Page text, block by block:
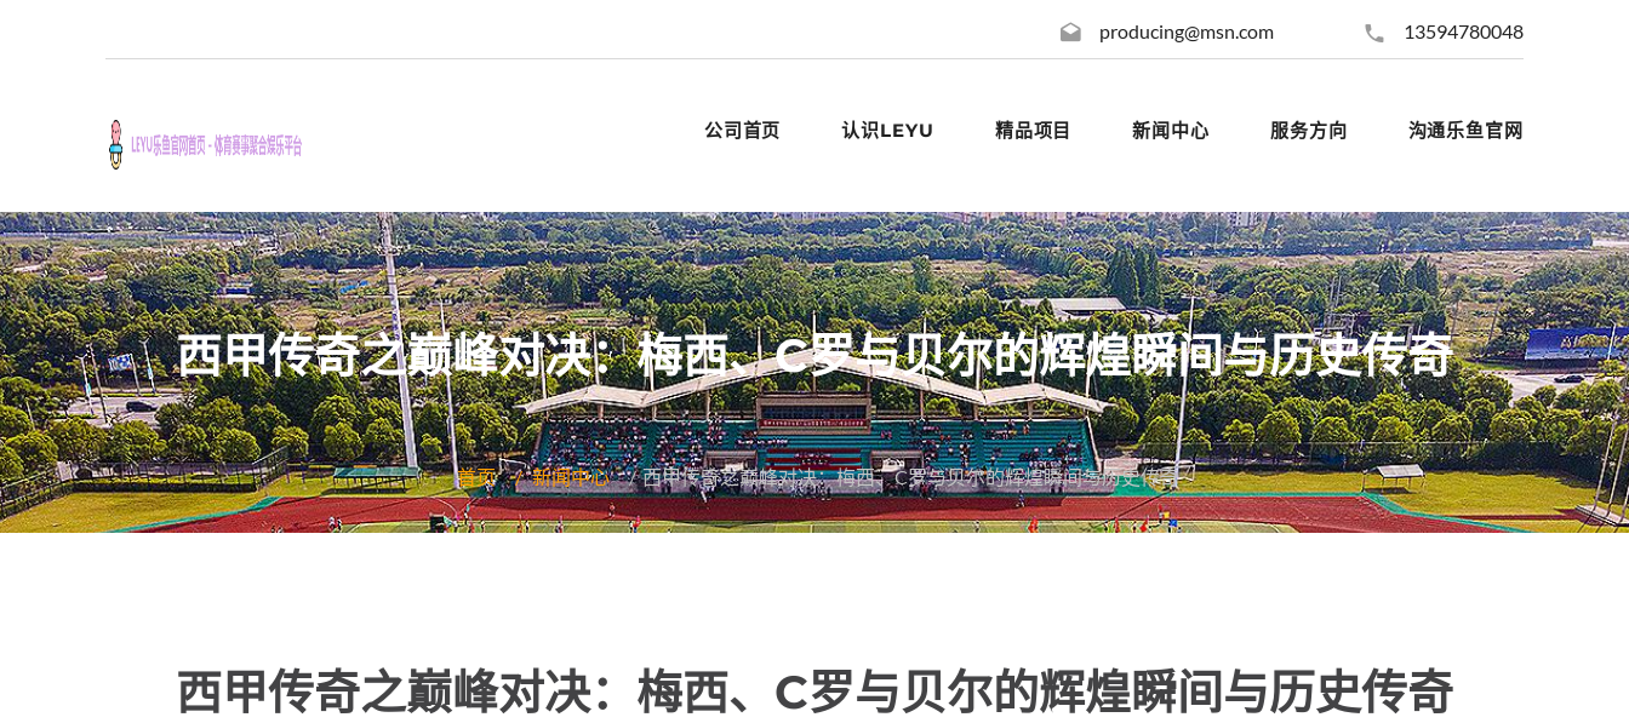
producing@msn.com 13594780048
公司首页 认识LEYU 精品项目 新闻中心 服务方向 沟通乐鱼官网
西甲传奇之巅峰对决：梅西、C罗与贝尔的辉煌瞬间与历史传奇
首页 新闻中心 西甲传奇之巅峰对决：梅西、C罗与贝尔的辉煌瞬间与历史传奇
西甲传奇之巅峰对决：梅西、C罗与贝尔的辉煌瞬间与历史传奇